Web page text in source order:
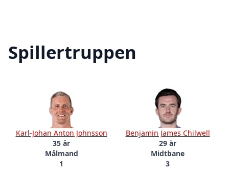
Spillertruppen
Karl-Johan Anton Johnsson
35 år
Målmand
1
Benjamin James Chilwell
29 år
Midtbane
3